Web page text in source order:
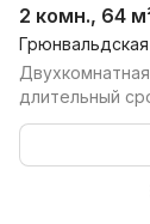
2 комн., 64
длительный